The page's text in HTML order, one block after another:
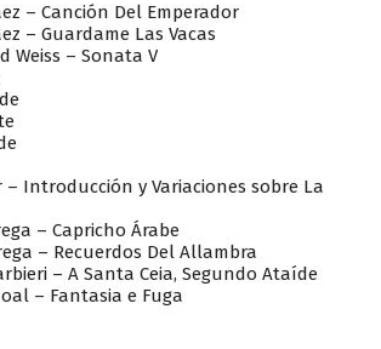
– Canción Del Emperador
– Guardame Las Vacas
Weiss – Sonata V
– Introducción y Variaciones sobre La
– Capricho Árabe
– Recuerdos Del Allambra
– A Santa Ceia, Segundo Ataíde
– Fantasia e Fuga